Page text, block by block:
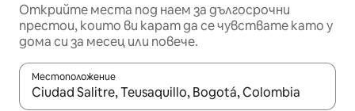
Открийте места под наем за дългосрочни
престои, които ви карат да се чувствате като у
дома си за месец или повече.
Местоположение
Когато резултатите се покажат, използвайте